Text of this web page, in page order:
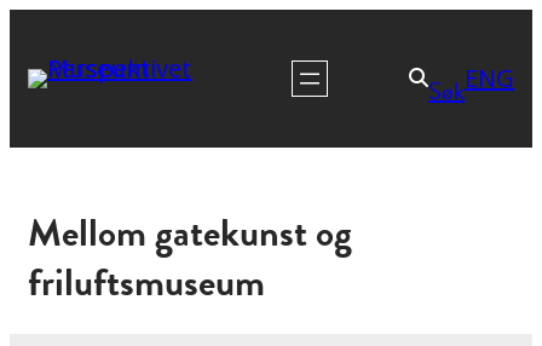
SøkENG
Mellom gatekunst og
friluftsmuseum